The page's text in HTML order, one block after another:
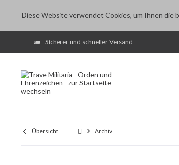
Diese Website verwendet Cookies, um Ihnen die
Sicherer und schneller Versand
Übersicht Archiv